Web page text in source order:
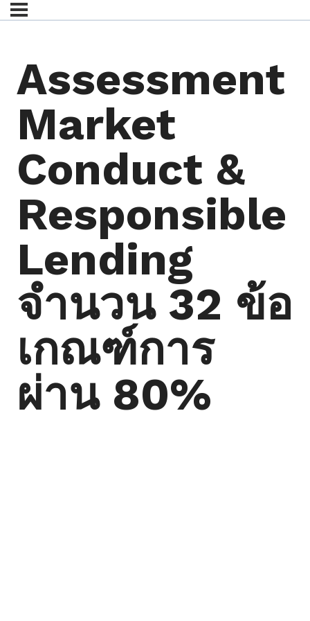
Assessment
Market
Conduct &
Responsible
Lending
จำนวน 32 ข้อ
เกณฑ์การ
ผ่าน 80%